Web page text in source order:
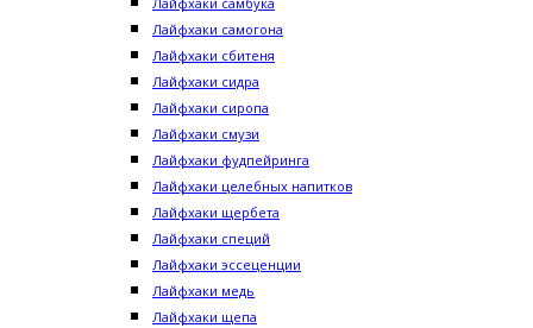
Лайфхаки самогона
Лайфхаки сбитеня
Лайфхаки сидра
Лайфхаки сиропа
Лайфхаки смузи
Лайфхаки фудпейринга
Лайфхаки целебных напитков
Лайфхаки щербета
Лайфхаки специй
Лайфхаки эссеценции
Лайфхаки медь
Лайфхаки щепа